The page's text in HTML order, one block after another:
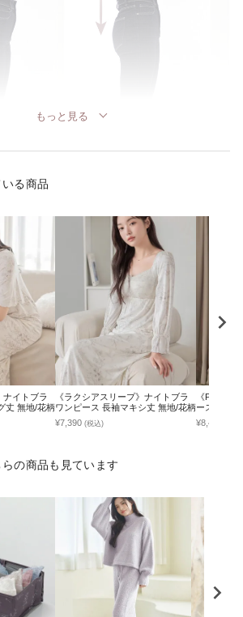
もっと見る
る商品
ナイトブラ
丈 無地/花柄
《ラクシアスリープ》ナイトブラ
ワンピース 長袖マキシ丈 無地/花柄
¥7,390 (税込)
《P.snow
ース ルー
¥8,490
の商品も見ています